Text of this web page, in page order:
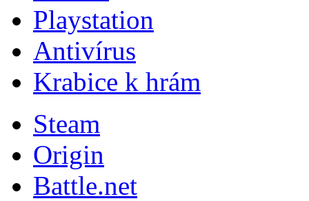
Playstation
Antivírus
Krabice k hrám
Steam
Origin
Battle.net